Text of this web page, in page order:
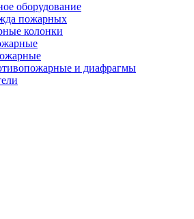
оборудование
пожарных
колонки
и диафрагмы